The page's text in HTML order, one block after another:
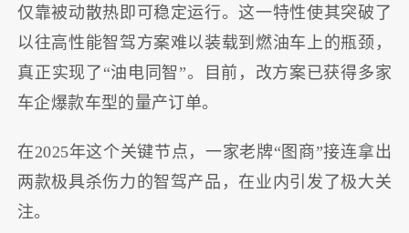
仅靠被动散热即可稳定运行。这一特性使其突破了
以往高性能智驾方案难以装载到燃油车上的瓶颈，
真正实现了“油电同智”。目前，改方案已获得多家
车企爆款车型的量产订单。
在2025年这个关键节点，一家老牌“图商”接连拿出
两款极具杀伤力的智驾产品，在业内引发了极大关
注。